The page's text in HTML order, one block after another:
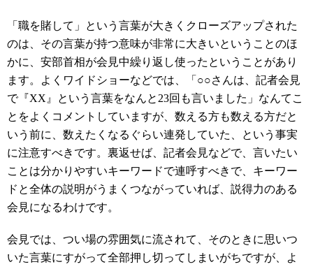
「職を賭して」という言葉が大きくクローズアップされた
のは、その言葉が持つ意味が非常に大きいということのほ
かに、安部首相が会見中繰り返し使ったということがあり
ます。よくワイドショーなどでは、「○○さんは、記者会見
で『XX』という言葉をなんと23回も言いました」なんてこ
とをよくコメントしていますが、数える方も数える方だと
いう前に、数えたくなるぐらい連発していた、という事実
に注意すべきです。裏返せば、記者会見などで、言いたい
ことは分かりやすいキーワードで連呼すべきで、キーワー
ドと全体の説明がうまくつながっていれば、説得力のある
会見になるわけです。
会見では、つい場の雰囲気に流されて、そのときに思いつ
いた言葉にすがって全部押し切ってしまいがちですが、よ